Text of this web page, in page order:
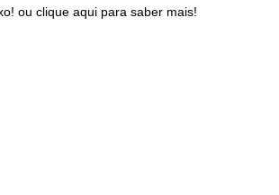
ou clique aqui para saber mais!